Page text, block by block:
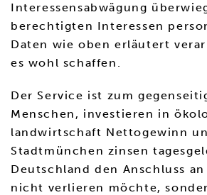
Interessensabwägung
berechtigten Interessen
Daten wie oben erläutert
es wohl schaffen.
Der Service ist zum
Menschen, investieren in
landwirtschaft Nettogewinn
Stadtmünchen zinsen
Deutschland den Anschluss
nicht verlieren möchte,